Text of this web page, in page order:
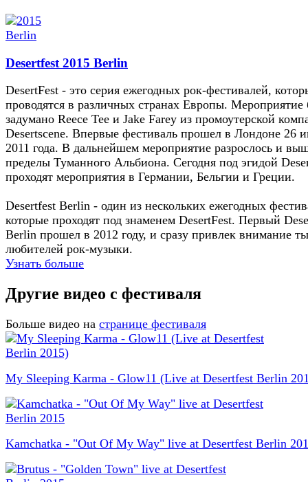
Desertfest 2015 Berlin
DesertFest - это серия ежегодных рок-фестивалей,
проводятся в различных странах Европы. Мероприятие
задумано Reece Tee и Jake Farey из промоутерской
Desertscene. Впервые фестиваль прошел в Лондоне 26
2011 года. В дальнейшем мероприятие разрослось и
пределы Туманного Альбиона. Сегодня под эгидой
проходят мероприятия в Германии, Бельгии и Греции.
Desertfest Berlin - один из нескольких ежегодных
которые проходят под знаменем DesertFest. Первый
Berlin прошел в 2012 году, и сразу привлек внимание
любителей рок-музыки.
Узнать больше
Другие видео с фестиваля
Больше видео на странице фестиваля
My Sleeping Karma - Glow11 (Live at Desertfest Berlin
Kamchatka - "Out Of My Way" live at Desertfest Berlin